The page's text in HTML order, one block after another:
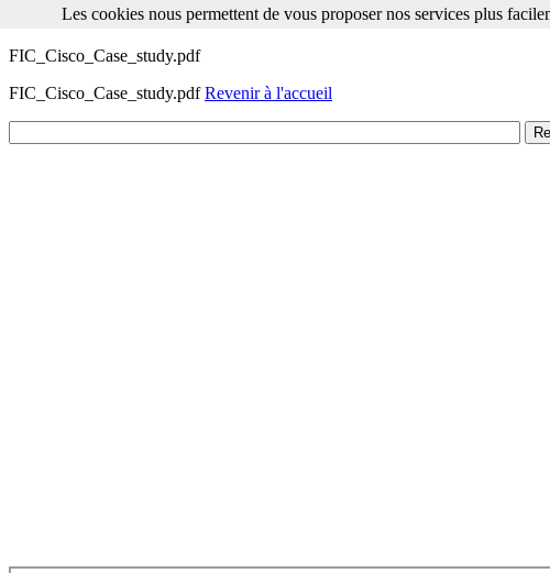
Les cookies nous permettent de vous proposer nos services plus
FIC_Cisco_Case_study.pdf
FIC_Cisco_Case_study.pdfRevenir à l'accueil
Les cookies nous permettent de vous proposer nos services plus